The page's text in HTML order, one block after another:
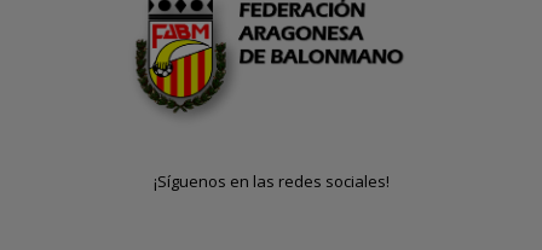
¡Síguenos en las redes sociales!